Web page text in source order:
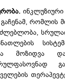
რომლის
მოზიდვა